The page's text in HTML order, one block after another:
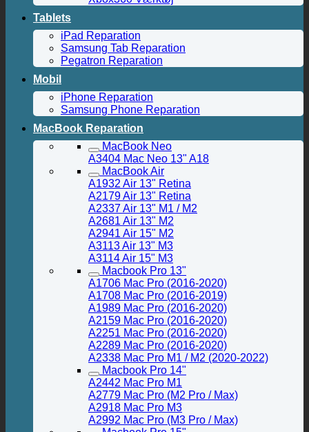
Tablets
iPad Reparation
Samsung Tab Reparation
Pegatron Reparation
Mobil
iPhone Reparation
Samsung Phone Reparation
MacBook Reparation
MacBook Neo
A3404 Mac Neo 13" A18
MacBook Air
A1932 Air 13" Retina
A2179 Air 13" Retina
A2337 Air 13" M1 / M2
A2681 Air 13" M2
A2941 Air 15" M2
A3113 Air 13" M3
A3114 Air 15" M3
Macbook Pro 13"
A1706 Mac Pro (2016-2020)
A1708 Mac Pro (2016-2019)
A1989 Mac Pro (2016-2020)
A2159 Mac Pro (2016-2020)
A2251 Mac Pro (2016-2020)
A2289 Mac Pro (2016-2020)
A2338 Mac Pro M1 / M2 (2020-2022)
Macbook Pro 14"
A2442 Mac Pro M1
A2779 Mac Pro (M2 Pro / Max)
A2918 Mac Pro M3
A2992 Mac Pro (M3 Pro / Max)